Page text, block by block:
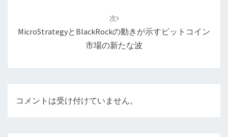
ョ
次
MicroStrategyとBlackRockの動きが示すビットコイン
市場の新たな波
コメントは受け付けていません。